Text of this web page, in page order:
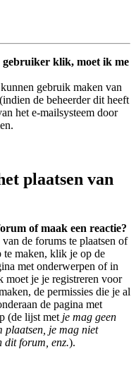
gebruiker klik, moet ik me
gebruik maken van
de beheerder dit heeft
het e-mailsysteem door
plaatsen van
of maak een reactie?
de forums te plaatsen of
te maken, klik je op de
met onderwerpen of in
moet je je registreren voor
de permissies die je al
de pagina met
(de lijst met je mag geen
plaatsen, je mag niet
dit forum, enz.).